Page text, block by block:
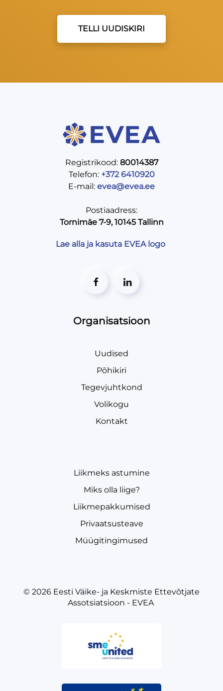
TELLI UUDISKIRI
Registrikood: 80014387
Telefon: +372 6410920
E-mail: evea@evea.ee
Postiaadress:
Tornimäe 7-9, 10145 Tallinn
Lae alla ja kasuta EVEA logo
Organisatsioon
Uudised
Põhikiri
Tegevjuhtkond
Volikogu
Kontakt
Liikmeks astumine
Miks olla liige?
Liikmepakkumised
Privaatsusteave
Müügitingimused
© 2026 Eesti Väike- ja Keskmiste Ettevõtjate
Assotsiatsioon - EVEA